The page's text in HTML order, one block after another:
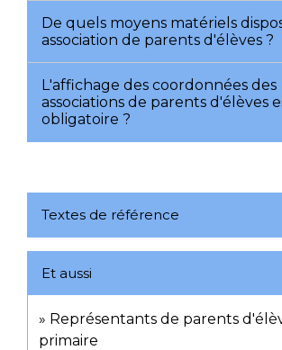
De quels moyens matériels
association de parents d'élèves ?
L'affichage des coordonnées des
associations de parents d'élèves
obligatoire ?
Textes de référence
Et aussi
Représentants de parents
primaire